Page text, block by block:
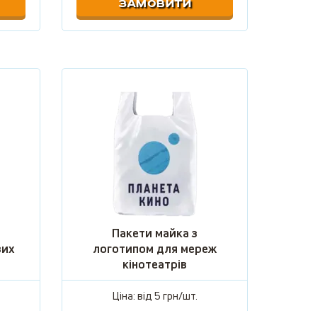
ЗАМОВИТИ
Пакети майка з
логотипом для мереж
кінотеатрів
Ціна: від5 грн/шт.